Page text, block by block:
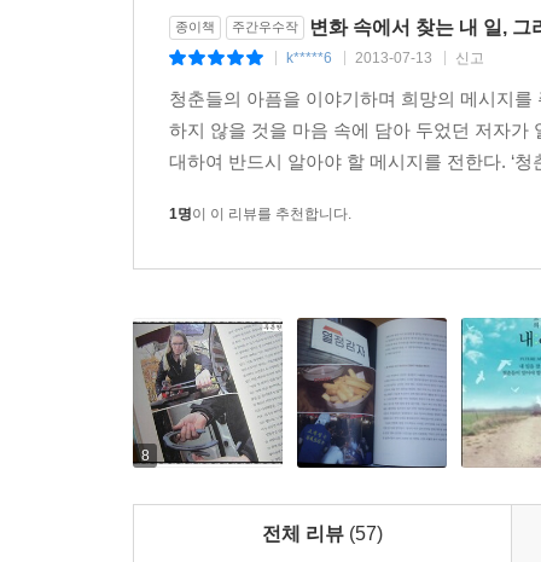
Utopia for ‘Nomad-Workers’ 당신은 노마드 워커입
Towards Social Good 착한 일 전성시대, 소셜 사업
Return to Local Places 컨트리보이스의 시대가 온
Entrepreneurship for Micro-Startups 마이크로창업
등을 보장함으로써 오히려 직원과 기업 양쪽에
살 길을 모색하며 오히려 지역 경제 활성화의 초
창업시장을 뒤흔들고 있는 마이크로창업을 그는
이 여섯 가지 트렌드의 대표주자로 소개된 세계
살아가는 것이 어쩌면 ‘남의 일’에 ‘내 인생’을
종이책 주간우수작 변화 속에서 찾는 내 일, 그
k*****6 2013-07-13 신고
청춘들의 아픔을 이야기하며 희망의 메시지
하지 않을 것을 마음 속에 담아 두었던 저자가
대하여 반드시 알아야 할 메시지를 전한다. ‘
1명이 이 리뷰를 추천합니다.
8
전체 리뷰 (57)